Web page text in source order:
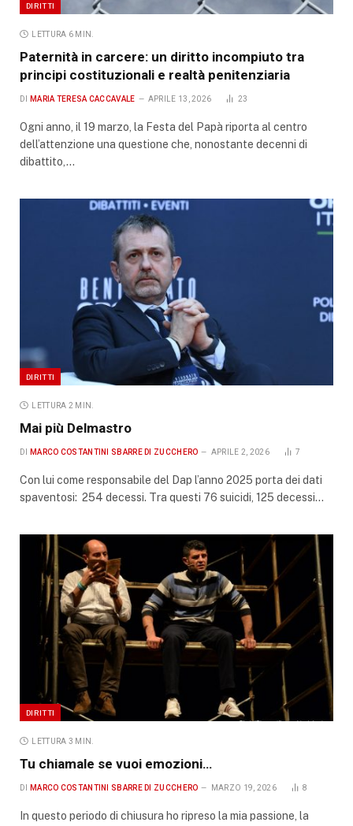
DIRITTI
LETTURA 6 MIN.
Paternità in carcere: un diritto incompiuto tra
principi costituzionali e realtà penitenziaria
DI MARIA TERESA CACCAVALE APRILE 13, 2026 23
Ogni anno, il 19 marzo, la Festa del Papà riporta al centro
dell’attenzione una questione che, nonostante decenni di
dibattito,…
DIRITTI
LETTURA 2 MIN.
Mai più Delmastro
DI MARCO COSTANTINI SBARRE DI ZUCCHERO APRILE 2, 2026 7
Con lui come responsabile del Dap l’anno 2025 porta dei dati
spaventosi: 254 decessi. Tra questi 76 suicidi, 125 decessi…
DIRITTI
LETTURA 3 MIN.
Tu chiamale se vuoi emozioni…
DI MARCO COSTANTINI SBARRE DI ZUCCHERO MARZO 19, 2026 8
In questo periodo di chiusura ho ripreso la mia passione, la